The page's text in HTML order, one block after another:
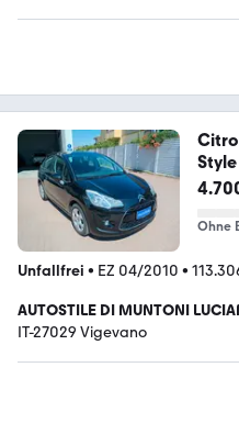
Style
Ohne
Unfallfrei • EZ 04/2010 •
AUTOSTILE DI MUNTONI
IT-27029 Vigevano